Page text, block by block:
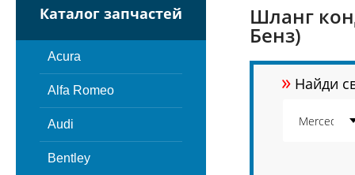
Каталог запчастей
Acura
Alfa Romeo
Audi
Bentley
Шланг
Бенз)
» Найди